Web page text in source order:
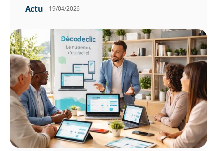
Actu 19/04/2026